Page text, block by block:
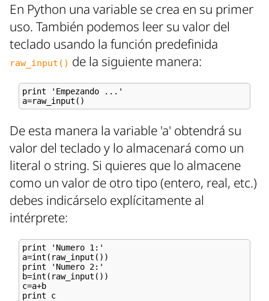
En Python una variable se crea en su primer
uso. También podemos leer su valor del
teclado usando la función predefinida
raw_input() de la siguiente manera:
print 'Empezando ...'
De esta manera la variable 'a' obtendrá su
valor del teclado y lo almacenará como un
literal o string. Si quieres que lo almacene
como un valor de otro tipo (entero, real, etc.)
debes indicárselo explícitamente al
intérprete:
print 'Numero 1:'
a=int(raw_input())
print 'Numero 2:'
b=int(raw_input())
c=a+b
print c